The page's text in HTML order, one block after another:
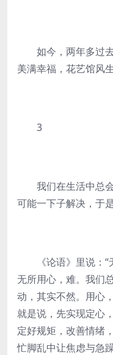
如今，两年多过去
美满幸福，花艺馆风生
3
我们在生活中总会
可能一下子解决，于
《论语》里说：“
无所用心，难。我们
动，其实不然。用心
就是说，先实现定心
定好规矩，改善情绪
忙脚乱中让焦虑与急